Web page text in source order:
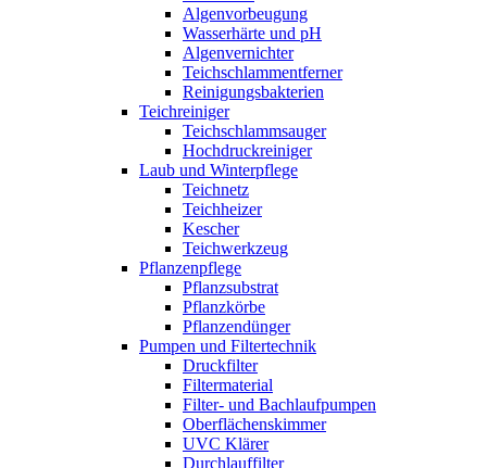
Algenvorbeugung
Wasserhärte und pH
Algenvernichter
Teichschlammentferner
Reinigungsbakterien
Teichreiniger
Teichschlammsauger
Hochdruckreiniger
Laub und Winterpflege
Teichnetz
Teichheizer
Kescher
Teichwerkzeug
Pflanzenpflege
Pflanzsubstrat
Pflanzkörbe
Pflanzendünger
Pumpen und Filtertechnik
Druckfilter
Filtermaterial
Filter- und Bachlaufpumpen
Oberflächenskimmer
UVC Klärer
Durchlauffilter